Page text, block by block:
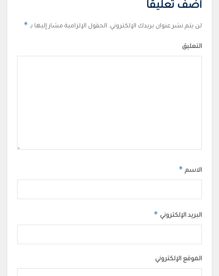
أضف تعليقاً
لن يتم نشر عنوان بريدك الإلكتروني. الحقول الإلزامية مشار إليها بـ *
التعليق
الاسم *
البريد الإلكتروني *
الموقع الإلكتروني